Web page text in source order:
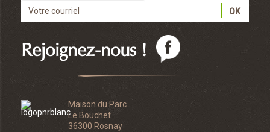
Maison du Parc
Le Bouchet
36300 Rosnay
Rejoignez-nous !